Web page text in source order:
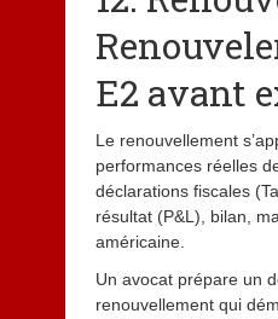
E2 avant
Le renouvellement
performances réelles
déclarations fiscales
résultat (P&L), bilan,
américaine.
Un avocat prépare un
renouvellement qui